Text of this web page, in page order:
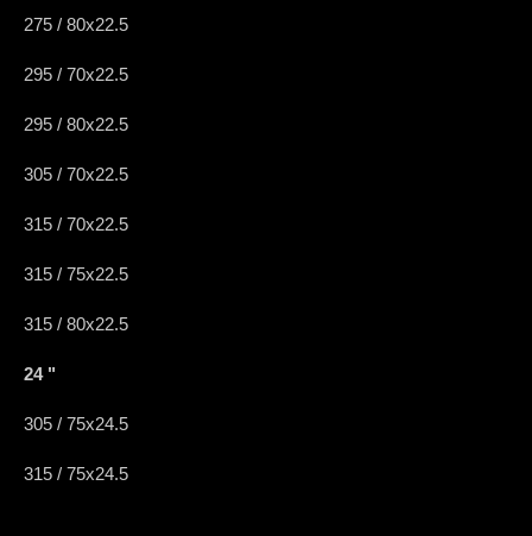
275 / 80x22.5
295 / 70x22.5
295 / 80x22.5
305 / 70x22.5
315 / 70x22.5
315 / 75x22.5
315 / 80x22.5
24 "
305 / 75x24.5
315 / 75x24.5